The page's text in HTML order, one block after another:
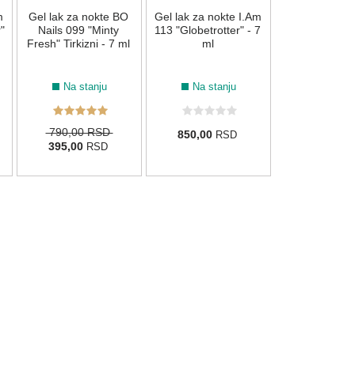
Gel lak za nokte BO
Nails 099 "Minty
Fresh" Tirkizni - 7 ml
Na stanju
790,00 RSD
395,00 RSD
Gel lak za nokte I.Am
113 "Globetrotter" - 7
ml
Na stanju
850,00 RSD